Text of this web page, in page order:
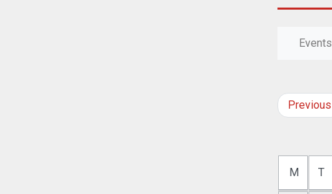
Events
Previous
M
T